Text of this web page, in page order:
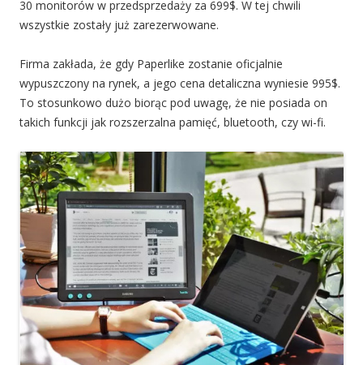
30 monitorów w przedsprzedaży za 699$. W tej chwili
wszystkie zostały już zarezerwowane.
Firma zakłada, że gdy Paperlike zostanie oficjalnie
wypuszczony na rynek, a jego cena detaliczna wyniesie 995$.
To stosunkowo dużo biorąc pod uwagę, że nie posiada on
takich funkcji jak rozszerzalna pamięć, bluetooth, czy wi-fi.